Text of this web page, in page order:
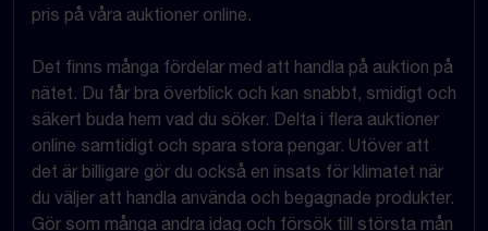
pris på våra auktioner online.
Det finns många fördelar med att handla på auktion på
nätet. Du får bra överblick och kan snabbt, smidigt och
säkert buda hem vad du söker. Delta i flera auktioner
online samtidigt och spara stora pengar. Utöver att
det är billigare gör du också en insats för klimatet när
du väljer att handla använda och begagnade produkter.
Gör som många andra idag och försök till största mån